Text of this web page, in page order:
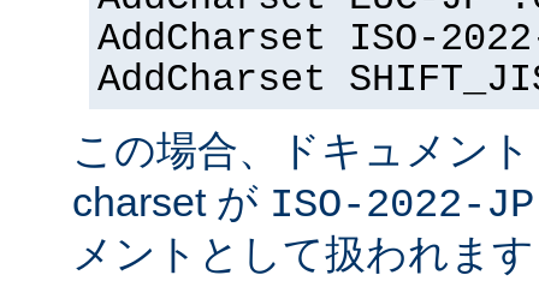
AddCharset ISO-
AddCharset
この場合、ドキュメン
charset が ISO-2022-JP
メントとして扱われま